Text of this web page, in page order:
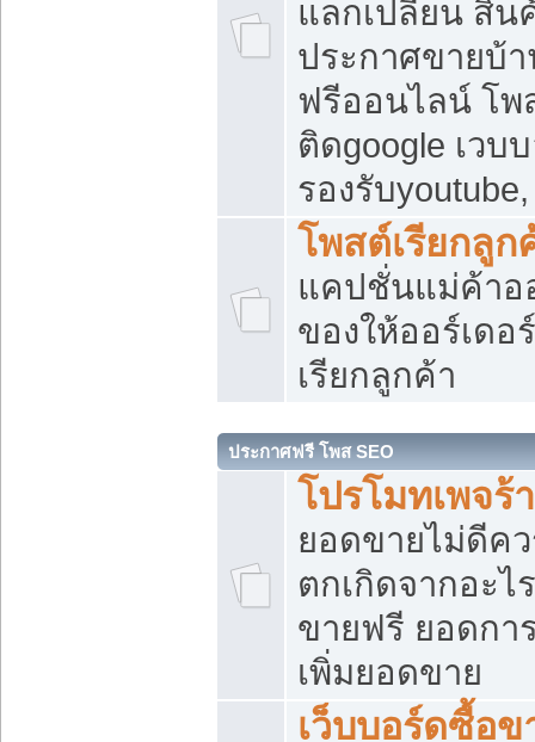
แลกเปลี่ยน สิน
ประกาศขายบ้
ฟรีออนไลน์ โพ
ติดgoogle เวบ
รองรับ
โพสต์เรียกลูก
แคปชั่นแม่ค้าอ
ของให้ออร์เดอ
เรียกลูกค้า
ประกาศฟรี โพส SEO
โปรโมทเพจร้
ยอดขายไม่ดีค
ตกเกิดจากอะไ
ขายฟรี ยอดกา
เพิ่มยอดขาย
เว็บบอร์ดซื้อข